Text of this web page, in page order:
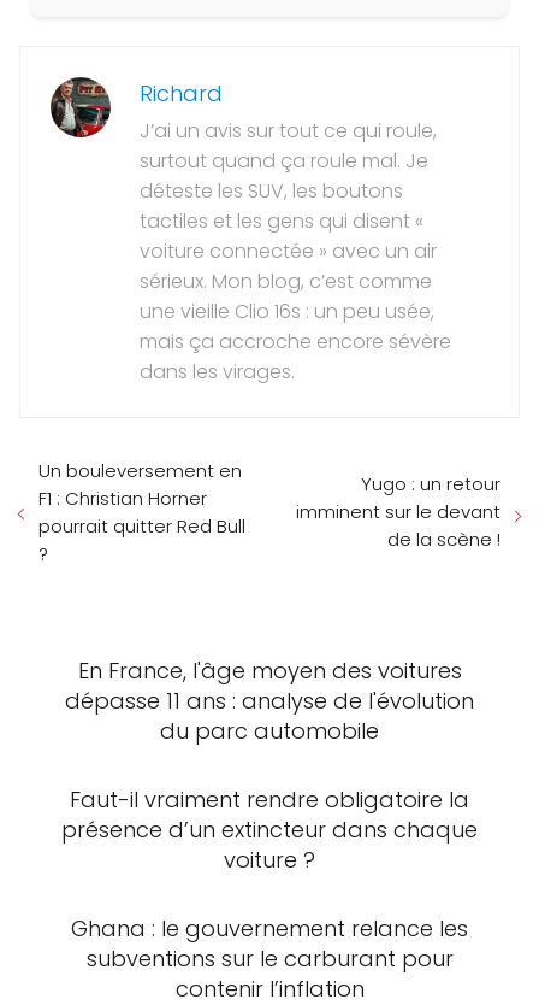
Richard
J’ai un avis sur tout ce qui roule,
surtout quand ça roule mal. Je
déteste les SUV, les boutons
tactiles et les gens qui disent «
voiture connectée » avec un air
sérieux. Mon blog, c’est comme
une vieille Clio 16s : un peu usée,
mais ça accroche encore sévère
dans les virages.
Un bouleversement en
F1 : Christian Horner
pourrait quitter Red Bull
?
Yugo : un retour
imminent sur le devant
de la scène !
En France, l'âge moyen des voitures
dépasse 11 ans : analyse de l'évolution
du parc automobile
Faut-il vraiment rendre obligatoire la
présence d’un extincteur dans chaque
voiture ?
Ghana : le gouvernement relance les
subventions sur le carburant pour
contenir l’inflation